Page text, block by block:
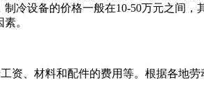
冷设备的价格一般在10-50万元之间，
。
资、材料和配件的费用等。根据各地